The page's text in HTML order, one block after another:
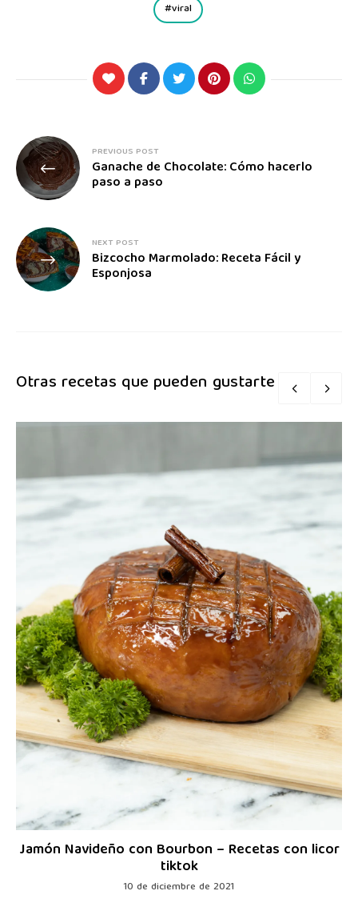
viral
PREVIOUS POST
Ganache de Chocolate: Cómo hacerlo
paso a paso
NEXT POST
Bizcocho Marmolado: Receta Fácil y
Esponjosa
Otras recetas que pueden gustarte
Jamón Navideño con Bourbon – Recetas con licor
tiktok
10 de diciembre de 2021